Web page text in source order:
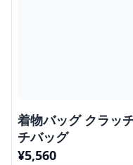
着物バッグ クラッ
チバッグ
¥5,560